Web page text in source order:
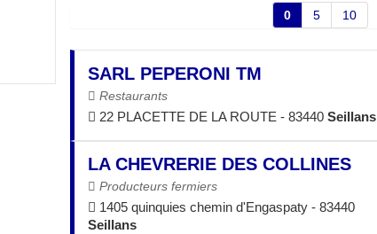
0 5 10
SARL PEPERONI TM
Restaurants
22 PLACETTE DE LA ROUTE - 83440 Seillans
LA CHEVRERIE DES COLLINES
Producteurs fermiers
1405 quinquies chemin d'Engaspaty - 83440
Seillans